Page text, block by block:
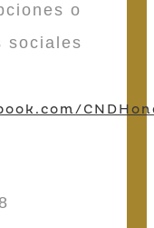
o
sociales